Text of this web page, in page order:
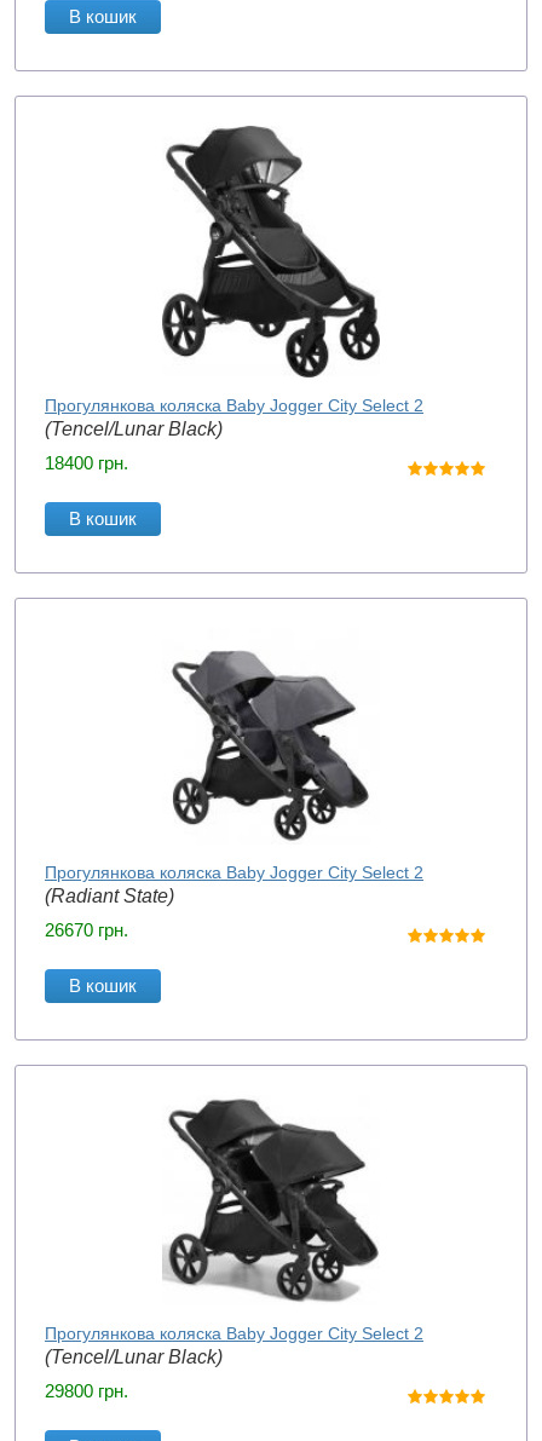
В кошик
Прогулянкова коляска Baby Jogger City Select 2
(Tencel/Lunar Black)
18400 грн.
В кошик
Прогулянкова коляска Baby Jogger City Select 2
(Radiant State)
26670 грн.
В кошик
Прогулянкова коляска Baby Jogger City Select 2
(Tencel/Lunar Black)
29800 грн.